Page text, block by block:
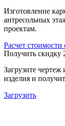
Изготовление
антресольных
проектам.
Расчет стоимости
Получить скидку
Загрузите
изделия и
Загрузить